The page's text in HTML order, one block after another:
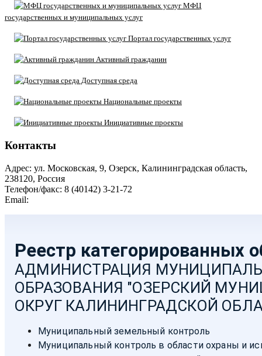
МФЦ
государственных и муниципальных услуг
Портал государственных услуг
Активный гражданин
Доступная среда
Национальные проекты
Инициативные проекты
Контакты
Адрес: ул. Московская, 9, Озерск, Калининградская область,
238120, Россия
Телефон/факс: 8 (40142) 3-21-72
Email: